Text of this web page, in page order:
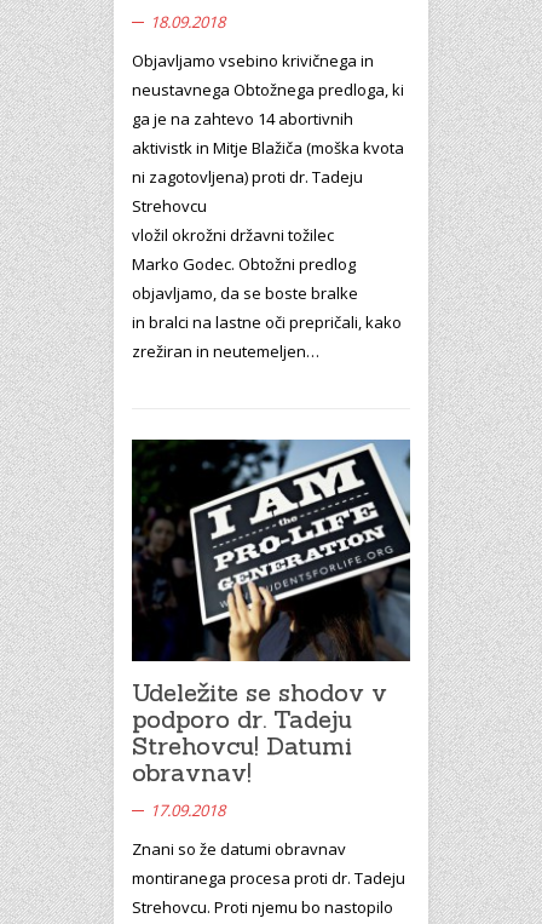
18.09.2018
Objavljamo vsebino krivičnega in
neustavnega Obtožnega predloga, ki
ga je na zahtevo 14 abortivnih
aktivistk in Mitje Blažiča (moška kvota
ni zagotovljena) proti dr. Tadeju
Strehovcu
vložil okrožni državni tožilec
Marko Godec. Obtožni predlog
objavljamo, da se boste bralke
in bralci na lastne oči prepričali, kako
zrežiran in neutemeljen…
Udeležite se shodov v
podporo dr. Tadeju
Strehovcu! Datumi
obravnav!
17.09.2018
Znani so že datumi obravnav
montiranega procesa proti dr. Tadeju
Strehovcu. Proti njemu bo nastopilo